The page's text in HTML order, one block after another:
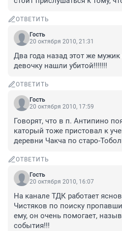
ОТВЕТИТЬ
Гость
20 октября 2010, 21:31
Два года назад этот же
девочку нашли убитой!!!!!!!
ОТВЕТИТЬ
Гость
20 октября 2010, 17:59
Говорят, что в п. Антипино
каторый тоже пристовал к
деревни Чакча по старо-
ОТВЕТИТЬ
Гость
20 октября 2010, 16:07
На канале ТДК работает
Чистяков по поиску
ему, он очень помогает,
события!!!